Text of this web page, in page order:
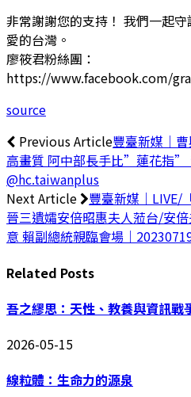
非常謝謝您的支持！ 我們一起
愛的台灣。
廖筱君粉絲團：
https://www.facebook.com/
source
Previous Article豐臺新媒｜
高畫質 阿中部長手比”蓮花指
@hc.taiwanplus
Next Article
豐臺新媒｜LIVE/
晉三遺孀安倍昭惠夫人蒞台/安
意 賴副總統親臨會場｜
Related Posts
吾之繆思：天性、教養與資訊戰
2026-05-15
線粒體：生命力的源泉